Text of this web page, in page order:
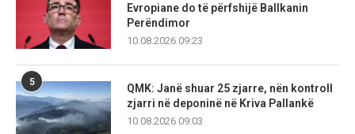
Evropiane do të përfshijë Ballkanin
Perëndimor
10.08.2026 09:23
5
QMK: Janë shuar 25 zjarre, nën kontroll
zjarri në deponinë në Kriva Pallankë
10.08.2026 09:03